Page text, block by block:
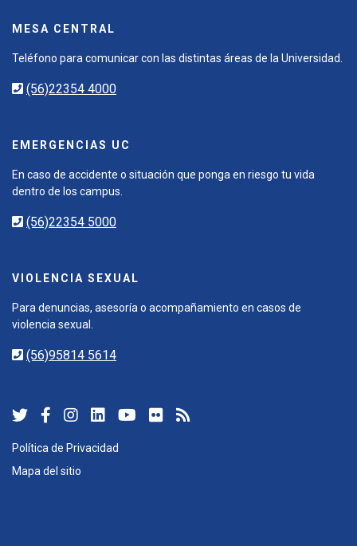
MESA CENTRAL
Teléfono para comunicar con las distintas áreas de la Universidad.
(56)22354 4000
EMERGENCIAS UC
En caso de accidente o situación que ponga en riesgo tu vida
dentro de los campus.
(56)22354 5000
VIOLENCIA SEXUAL
Para denuncias, asesoría o acompañamiento en casos de
violencia sexual.
(56)95814 5614
Política de Privacidad
Mapa del sitio